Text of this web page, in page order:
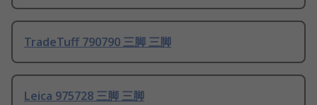
TradeTuff 790790 三脚 三脚
Leica 975728 三脚 三脚